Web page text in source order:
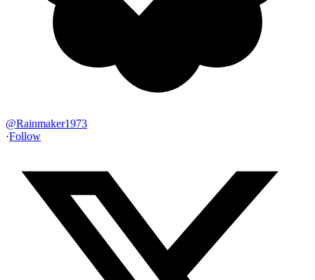
@Rainmaker1973
·Follow